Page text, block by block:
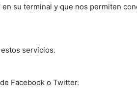
su terminal y que nos permiten
servicios.
Facebook o Twitter.